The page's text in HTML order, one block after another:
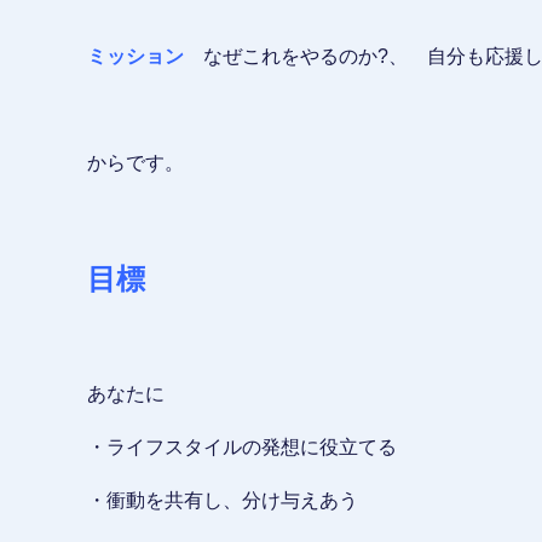
ミッション なぜこれをやるのか?、 自分も応援
からです。
目標
あなたに
・ライフスタイルの発想に役立てる
・衝動を共有し、分け与えあう